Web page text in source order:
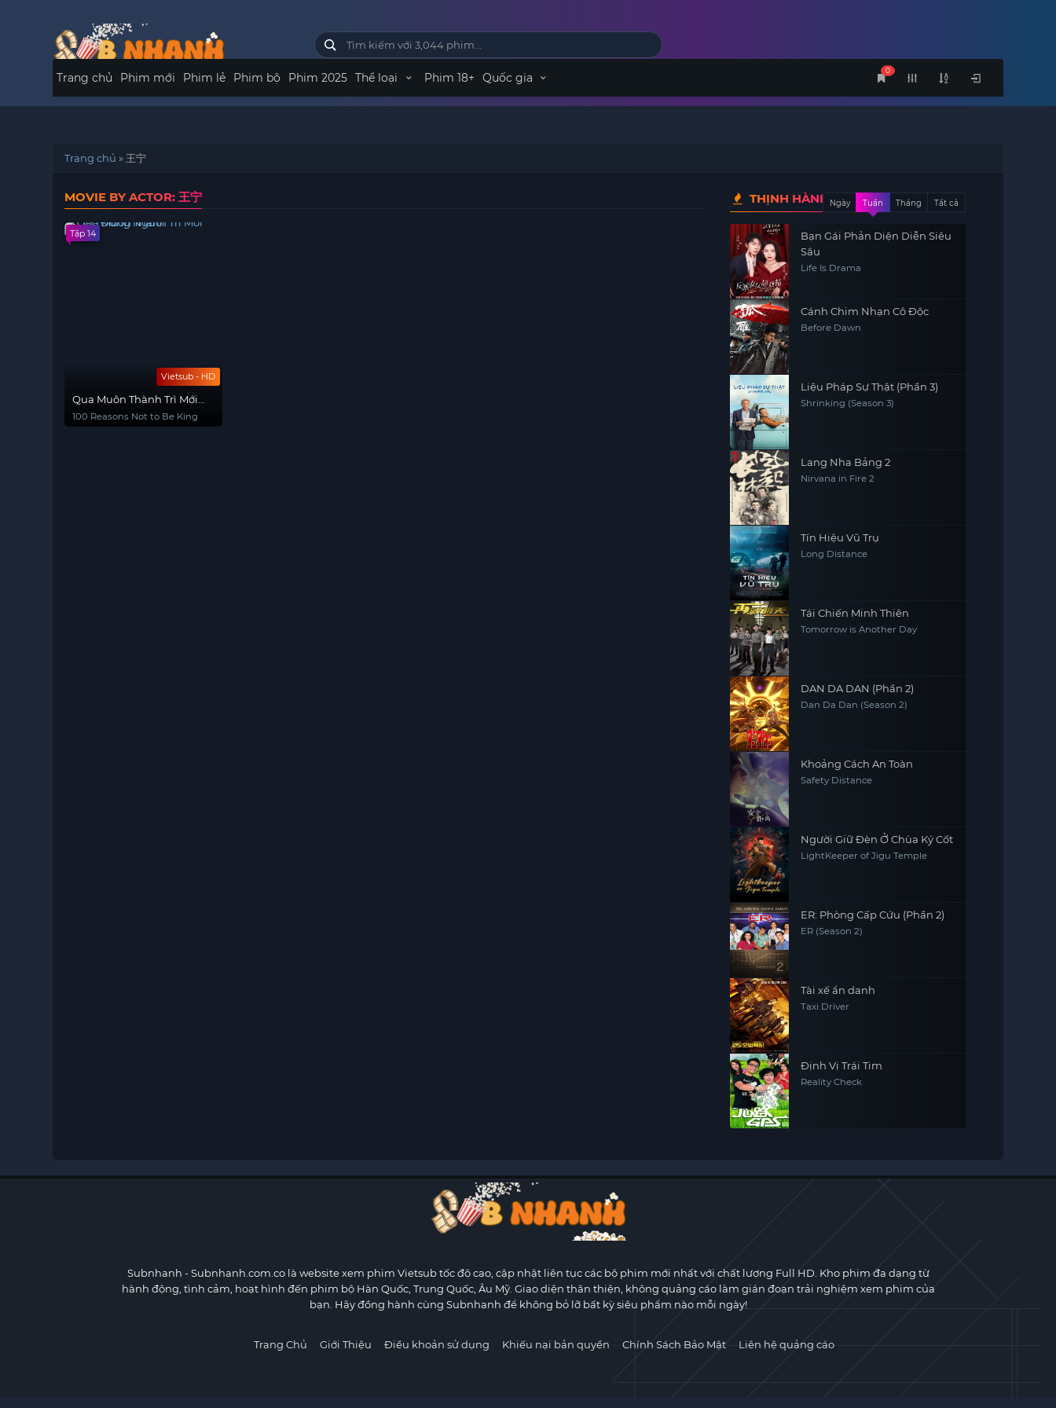
0
Trang chủ Phim mới Phim lẻ Phim bộ Phim 2025 Thể loại Phim 18+ Quốc gia
Trang chủ » 王宁
MOVIE BY ACTOR: 王宁
Vietsub - HD
Tập 14
Qua Muôn Thành Trì Mới
Gặp Đúng Người
100 Reasons Not to Be King
THỊNH HÀNHNgày Tuần Tháng Tất cả
Bạn Gái Phản Diện Diễn Siêu
Sâu
Life Is Drama
Cánh Chim Nhạn Cô Độc
Before Dawn
Liệu Pháp Sự Thật (Phần 3)
Shrinking (Season 3)
Lang Nha Bảng 2
Nirvana in Fire 2
Tín Hiệu Vũ Trụ
Long Distance
Tái Chiến Minh Thiên
Tomorrow is Another Day
DAN DA DAN (Phần 2)
Dan Da Dan (Season 2)
Khoảng Cách An Toàn
Safety Distance
Người Giữ Đèn Ở Chùa Ký Cốt
LightKeeper of Jigu Temple
ER: Phòng Cấp Cứu (Phần 2)
ER (Season 2)
Tài xế ẩn danh
Taxi Driver
Định Vị Trái Tim
Reality Check
Subnhanh - Subnhanh.com.co là website xem phim Vietsub tốc độ cao, cập nhật liên tục các bộ phim mới nhất với chất lượng Full HD. Kho phim đa dạng từ
hành động, tình cảm, hoạt hình đến phim bộ Hàn Quốc, Trung Quốc, Âu Mỹ. Giao diện thân thiện, không quảng cáo làm gián đoạn trải nghiệm xem phim của
bạn. Hãy đồng hành cùng Subnhanh để không bỏ lỡ bất kỳ siêu phẩm nào mỗi ngày!
Trang Chủ Giới Thiệu Điều khoản sử dụng Khiếu nại bản quyền Chính Sách Bảo Mật Liên hệ quảng cáo